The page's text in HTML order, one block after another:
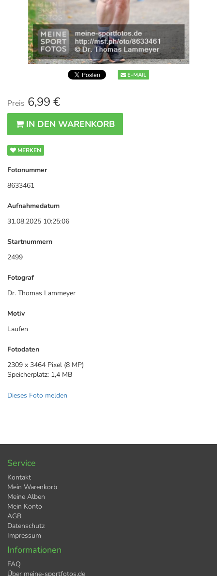
E-MAIL
Preis 6,99 €
IN DEN WARENKORB
MERKEN
Fotonummer
8633461
Aufnahmedatum
31.08.2025 10:25:06
Startnummern
2499
Fotograf
Dr. Thomas Lammeyer
Motiv
Laufen
Fotodaten
2309 x 3464 Pixel (8 MP)
Speicherplatz: 1,4 MB
Dieses Foto melden
Service
Kontakt
Mein Warenkorb
Meine Alben
Mein Konto
AGB
Datenschutz
Impressum
Informationen
FAQ
Über meine-sportfotos.de